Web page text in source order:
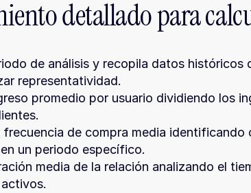
detallado para
de análisis y recopila datos históricos
representatividad.
promedio por usuario dividiendo los
frecuencia de compra media identificando
un periodo específico.
media de la relación analizando el